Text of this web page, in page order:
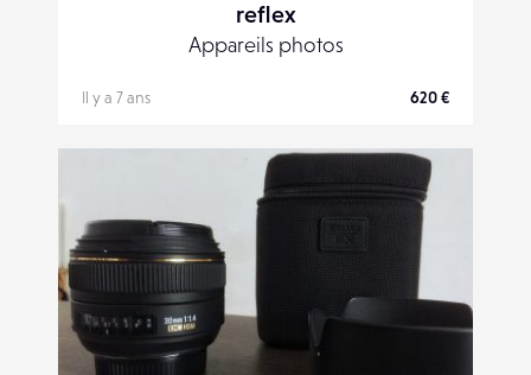
reflex
Appareils photos
Il y a 7 ans 620 €